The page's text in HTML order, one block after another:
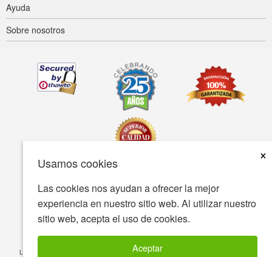
Usamos cookies
×
Las cookies nos ayudan a ofrecer la mejor
experiencia en nuestro sitio web. Al utilizar nuestro
sitio web, acepta el uso de cookies.
Aceptar
Ayuda
Sobre nosotros
Accesibilidad Condiciones de uso Política de privacidad
© Copyright 2001-2026 BIOVEA Todos los derechos reservados
La información proporcionada en este sitio está destinada a fines informativos y no